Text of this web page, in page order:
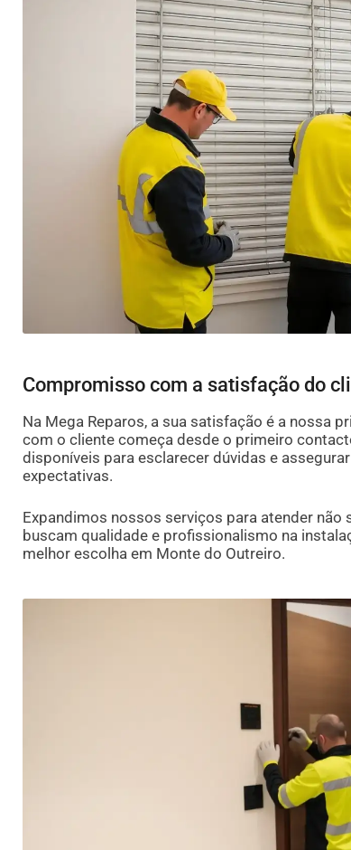
Compromisso com a satisfação do
Na Mega Reparos, a sua satisfação é a nossa
com o cliente começa desde o primeiro
disponíveis para esclarecer dúvidas e
expectativas.
Expandimos nossos serviços para atender
buscam qualidade e profissionalismo na
melhor escolha em Monte do Outreiro.